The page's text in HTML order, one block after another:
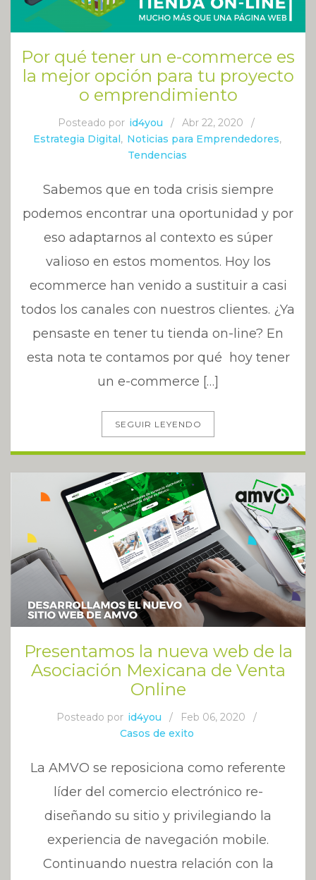
Por qué tener un e-commerce es
la mejor opción para tu proyecto
o emprendimiento
Posteado por id4you / Abr 22, 2020
/
Estrategia Digital, Noticias para Emprendedores,
Tendencias
Sabemos que en toda crisis siempre
podemos encontrar una oportunidad y por
eso adaptarnos al contexto es súper
valioso en estos momentos. Hoy los
ecommerce han venido a sustituir a casi
todos los canales con nuestros clientes. ¿Ya
pensaste en tener tu tienda on-line? En
esta nota te contamos por qué hoy tener
un e-commerce […]
SEGUIR LEYENDO
Presentamos la nueva web de la
Asociación Mexicana de Venta
Online
Posteado por id4you / Feb 06, 2020
/
Casos de exito
La AMVO se reposiciona como referente
líder del comercio electrónico re-
diseñando su sitio y privilegiando la
experiencia de navegación mobile.
Continuando nuestra relación con la